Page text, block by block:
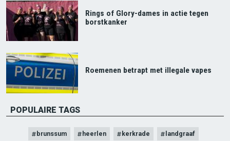
Rings of Glory-dames in actie tegen
borstkanker
Roemenen betrapt met illegale vapes
POPULAIRE TAGS
brunssum heerlen kerkrade landgraaf